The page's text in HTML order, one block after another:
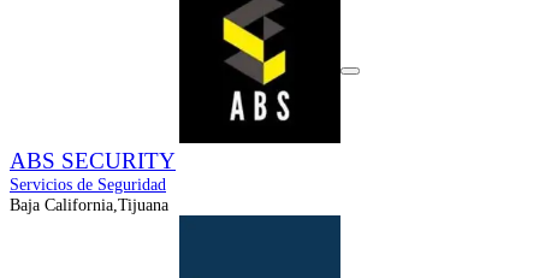
ABS SECURITY
Servicios de Seguridad
Baja California,Tijuana